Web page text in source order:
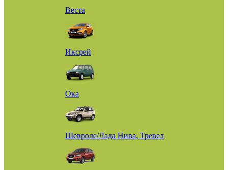
Веста
Иксрей
Ока
Шевроле/Лада Нива, Тревел